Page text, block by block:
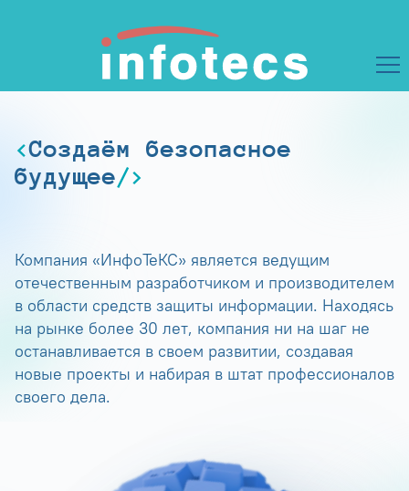
Создаём безопасное
будущее
Компания «ИнфоТеКС» является ведущим
отечественным разработчиком и производителем
в области средств защиты информации. Находясь
на рынке более 30 лет, компания ни на шаг не
останавливается в своем развитии, создавая
новые проекты и набирая в штат профессионалов
своего дела.